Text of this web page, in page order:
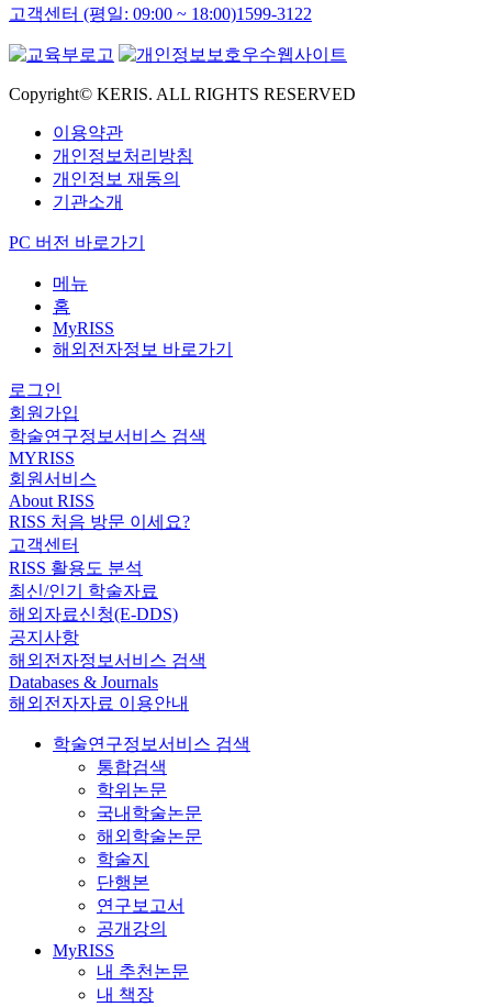
고객센터 (평일: 09:00 ~ 18:00)1599-3122
Copyright© KERIS. ALL RIGHTS RESERVED
이용약관
개인정보처리방침
개인정보 재동의
기관소개
PC 버전 바로가기
메뉴
홈
MyRISS
해외전자정보 바로가기
로그인
회원가입
학술연구정보서비스 검색
MYRISS
회원서비스
About RISS
RISS 처음 방문 이세요?
고객센터
RISS 활용도 분석
최신/인기 학술자료
해외자료신청(E-DDS)
공지사항
해외전자정보서비스 검색
Databases & Journals
해외전자자료 이용안내
학술연구정보서비스 검색
통합검색
학위논문
국내학술논문
해외학술논문
학술지
단행본
연구보고서
공개강의
MyRISS
내 추천논문
내 책장